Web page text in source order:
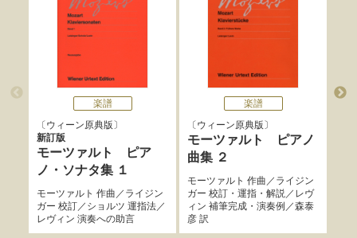
楽譜
ウィーン原典版
新訂版
モーツァルト ピア
ノ・ソナタ集 １
モーツァルト 作曲／ ライジン
ガー 校訂／ ショルツ 運指法／
レヴィン 演奏への助言
楽譜
ウィーン原典版
モーツァルト ピアノ
曲集 ２
モーツァルト 作曲／ ライジン
ガー 校訂・運指・解説／ レヴ
ィン 補筆完成・演奏例／森泰
彦訳